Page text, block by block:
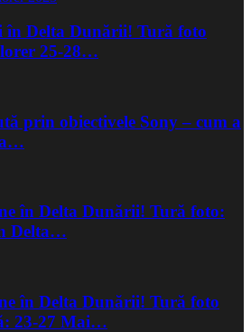
în Delta Dunării! Tură foto
25-28…
prin obiectivele Sony – cum a
în Delta Dunării! Tură foto:
Delta…
în Delta Dunării! Tură foto
23-27 Mai…